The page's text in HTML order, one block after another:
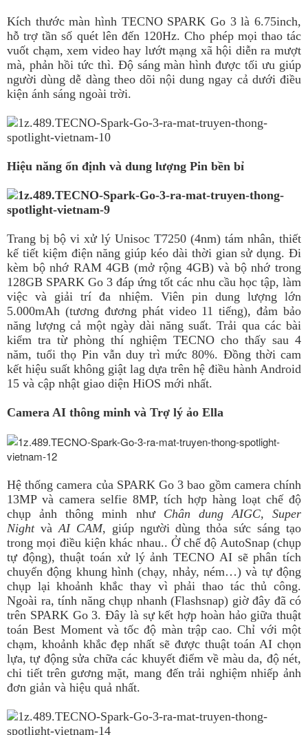
Kích thước màn hình TECNO SPARK Go 3 là 6.75inch,
hỗ trợ tần số quét lên đến 120Hz. Cho phép mọi thao tác
vuốt chạm, xem video hay lướt mạng xã hội diễn ra mượt
mà, phản hồi tức thì. Độ sáng màn hình được tối ưu giúp
người dùng dễ dàng theo dõi nội dung ngay cả dưới điều
kiện ánh sáng ngoài trời.
Hiệu năng ổn định và dung lượng Pin bền bỉ
Trang bị bộ vi xử lý Unisoc T7250 (4nm) tám nhân, thiết
kế tiết kiệm điện năng giúp kéo dài thời gian sử dụng. Đi
kèm bộ nhớ RAM 4GB (mở rộng 4GB) và bộ nhớ trong
128GB SPARK Go 3 đáp ứng tốt các nhu cầu học tập, làm
việc và giải trí đa nhiệm. Viên pin dung lượng lớn
5.000mAh (tương đương phát video 11 tiếng), đảm bảo
năng lượng cả một ngày dài năng suất. Trải qua các bài
kiểm tra từ phòng thí nghiệm TECNO cho thấy sau 4
năm, tuổi thọ Pin vẫn duy trì mức 80%. Đồng thời cam
kết hiệu suất không giật lag dựa trên hệ điều hành Android
15 và cập nhật giao diện HiOS mới nhất.
Camera AI thông minh và Trợ lý ảo Ella
Hệ thống camera của SPARK Go 3 bao gồm camera chính
13MP và camera selfie 8MP, tích hợp hàng loạt chế độ
chụp ảnh thông minh như Chân dung AIGC, Super
NightvàAI CAM, giúp người dùng thỏa sức sáng tạo
trong mọi điều kiện khác nhau.. Ở chế độ AutoSnap (chụp
tự động), thuật toán xử lý ảnh TECNO AI sẽ phân tích
chuyển động khung hình (chạy, nhảy, ném…) và tự động
chụp lại khoảnh khắc thay vì phải thao tác thủ công.
Ngoài ra, tính năng chụp nhanh (Flashsnap) giờ đây đã có
trên SPARK Go 3. Đây là sự kết hợp hoàn hảo giữa thuật
toán Best Moment và tốc độ màn trập cao. Chỉ với một
chạm, khoảnh khắc đẹp nhất sẽ được thuật toán AI chọn
lựa, tự động sửa chữa các khuyết điểm về màu da, độ nét,
chi tiết trên gương mặt, mang đến trải nghiệm nhiếp ảnh
đơn giản và hiệu quả nhất.